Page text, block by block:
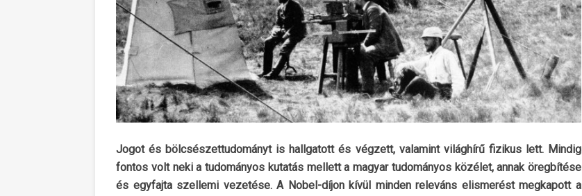
Jogot és bölcsészettudományt is hallgatott és végzett, valamint világhírű fizikus lett. Mindig
fontos volt neki a tudományos kutatás mellett a magyar tudományos közélet, annak öregbítése
és egyfajta szellemi vezetése. A Nobel-díjon kívül minden releváns elismerést megkapott a